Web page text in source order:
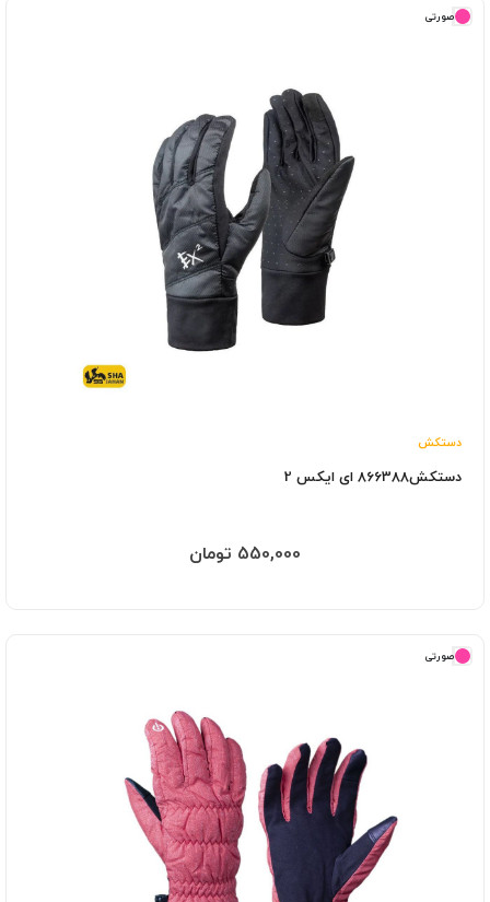
دستکش
دستکش866388 ای ایکس 2
550,000 تومان
صورتی
صورتی